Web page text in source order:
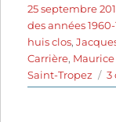
Publié
le
25 septembre
des années
huis clos,
Carrière,
Saint-Tropez
3